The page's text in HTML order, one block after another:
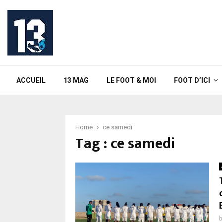
ACCUEIL 13 MAG LE FOOT & MOI FOOT D’ICI
Home ce samedi
Tag : ce samedi